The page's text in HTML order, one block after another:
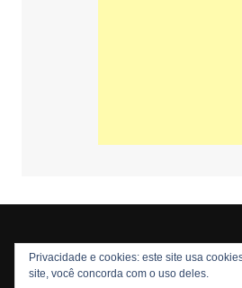
Copyright © 2026 Nós Nerds. Todos
Privacidade e cookies: este site usa
site, você concorda com o uso deles.